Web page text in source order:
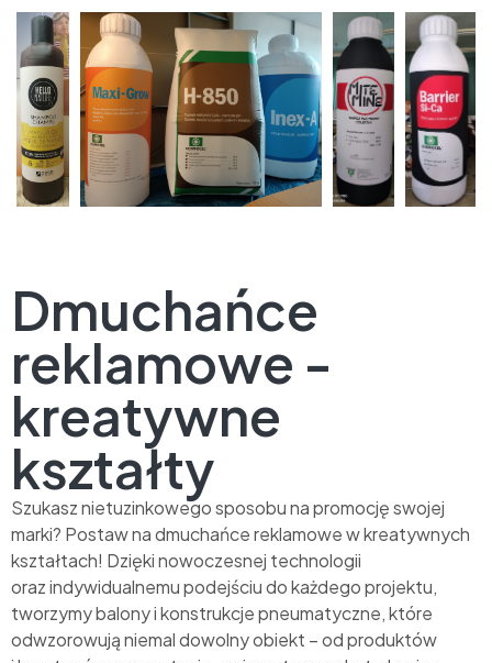
Dmuchańce
reklamowe -
kreatywne
kształty
Szukasz nietuzinkowego sposobu na promocję swojej
marki? Postaw na dmuchańce reklamowe w kreatywnych
kształtach! Dzięki nowoczesnej technologii
oraz indywidualnemu podejściu do każdego projektu,
tworzymy balony i konstrukcje pneumatyczne, które
odwzorowują niemal dowolny obiekt – od produktów